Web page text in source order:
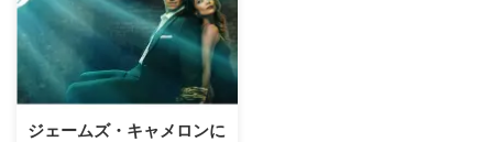
ジェームズ・キャメロンに